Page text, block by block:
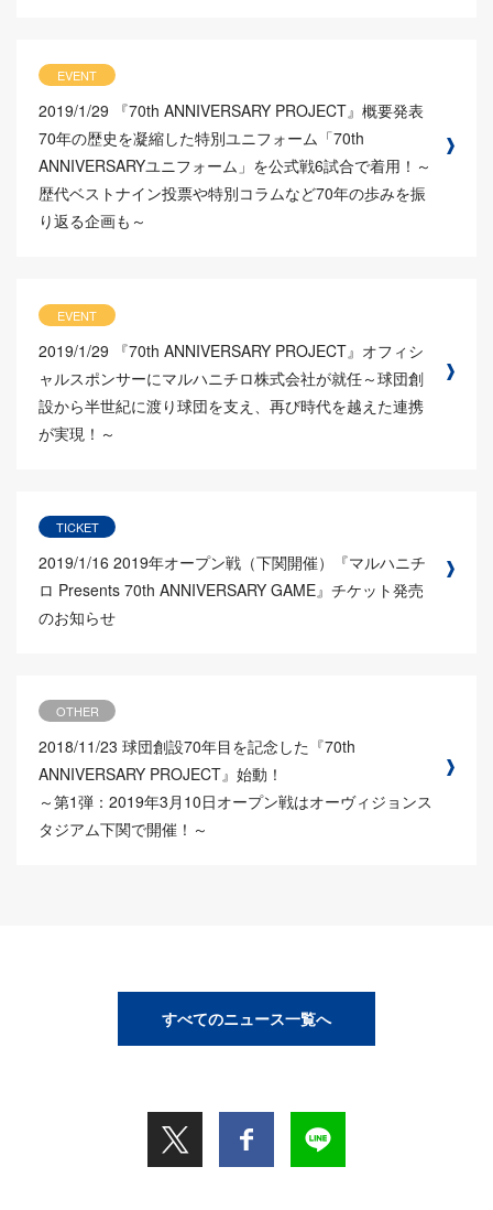
EVENT
2019/1/29
『70th ANNIVERSARY PROJECT』概要発表
70年の歴史を凝縮した特別ユニフォーム「70th
ANNIVERSARYユニフォーム」を公式戦6試合で着用！～
歴代ベストナイン投票や特別コラムなど70年の歩みを振
り返る企画も～
EVENT
2019/1/29
『70th ANNIVERSARY PROJECT』オフィシ
ャルスポンサーにマルハニチロ株式会社が就任～球団創
設から半世紀に渡り球団を支え、再び時代を越えた連携
が実現！～
TICKET
2019/1/16 2019年オープン戦（下関開催）『マルハニチ
ロ Presents 70th ANNIVERSARY GAME』チケット発売
のお知らせ
OTHER
2018/11/23 球団創設70年目を記念した『70th
ANNIVERSARY PROJECT』始動！
～第1弾：2019年3月10日オープン戦はオーヴィジョンス
タジアム下関で開催！～
すべてのニュース一覧へ